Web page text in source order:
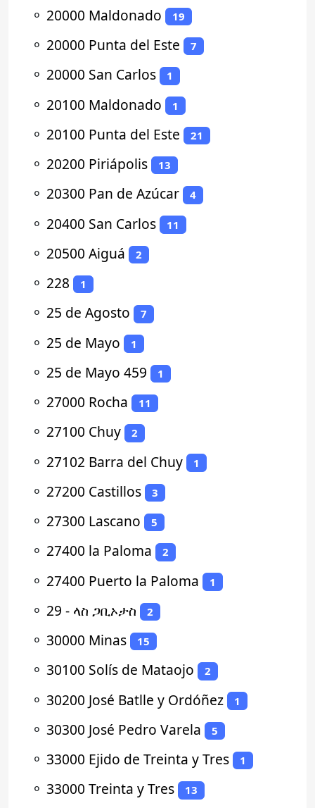
⚬ 20000 Maldonado 19
⚬ 20000 Punta del Este 7
⚬ 20000 San Carlos 1
⚬ 20100 Maldonado 1
⚬ 20100 Punta del Este 21
⚬ 20200 Piriápolis 13
⚬ 20300 Pan de Azúcar 4
⚬ 20400 San Carlos 11
⚬ 20500 Aiguá 2
⚬ 228 1
⚬ 25 de Agosto 7
⚬ 25 de Mayo 1
⚬ 25 de Mayo 459 1
⚬ 27000 Rocha 11
⚬ 27100 Chuy 2
⚬ 27102 Barra del Chuy 1
⚬ 27200 Castillos 3
⚬ 27300 Lascano 5
⚬ 27400 la Paloma 2
⚬ 27400 Puerto la Paloma 1
⚬ 29 - ላስ ጋቢኦታስ 2
⚬ 30000 Minas 15
⚬ 30100 Solís de Mataojo 2
⚬ 30200 José Batlle y Ordóñez 1
⚬ 30300 José Pedro Varela 5
⚬ 33000 Ejido de Treinta y Tres 1
⚬ 33000 Treinta y Tres 13